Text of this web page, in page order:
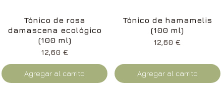
Vista rápida
Tónico de rosa
damascena ecológico
(100 ml)
Precio
12,60 €
Agregar al carrito
Vista rápida
Tónico de hamamelis
(100 ml)
Precio
12,60 €
Agregar al carrito